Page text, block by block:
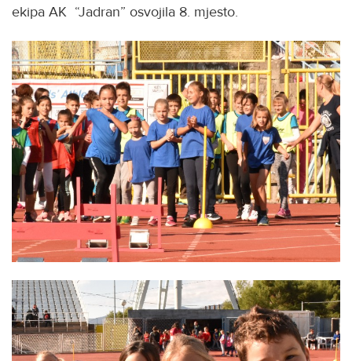
ekipa AK “Jadran” osvojila 8. mjesto.